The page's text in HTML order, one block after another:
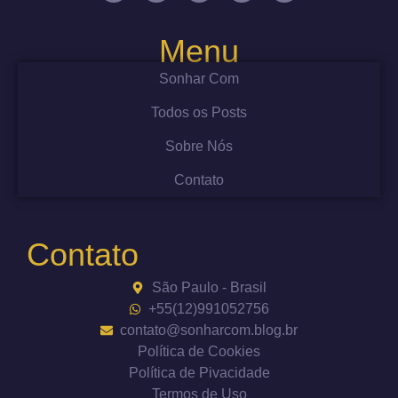
Menu
Sonhar Com
Todos os Posts
Sobre Nós
Contato
Contato
São Paulo - Brasil
+55(12)991052756
contato@sonharcom.blog.br
Política de Cookies
Política de Pivacidade
Termos de Uso